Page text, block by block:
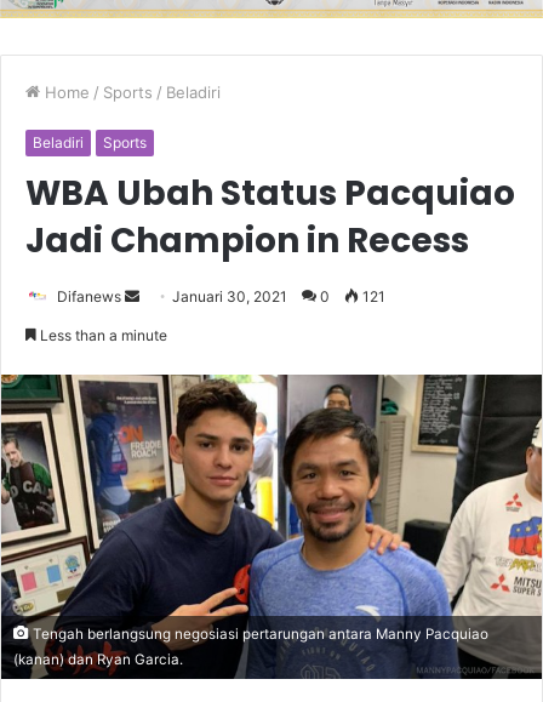
Home / Sports / Beladiri
Beladiri Sports
WBA Ubah Status Pacquiao
Jadi Champion in Recess
Difanews
SendJanuari 30, 2021 0 121
Less than a minute
Tengah berlangsung negosiasi pertarungan antara Manny Pacquiao
(kanan) dan Ryan Garcia.